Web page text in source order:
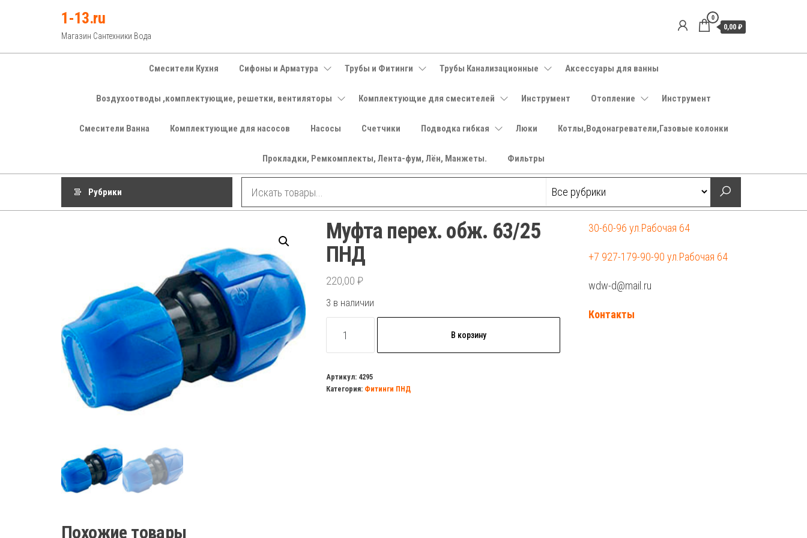
1-13.ru
Магазин Сантехники Вода
0
0,00 ₽
Смесители Кухня Сифоны и Арматура Трубы и Фитинги Трубы Канализационные Аксессуары для ванны
Воздухоотводы ,комплектующие, решетки, вентиляторы Комплектующие для смесителей Инструмент Отопление Инструмент
Смесители Ванна Комплектующие для насосов Насосы Счетчики Подводка гибкая Люки Котлы,Водонагреватели,Газовые колонки
Прокладки, Ремкомплекты, Лента-фум, Лён, Манжеты. Фильтры
Рубрики
Муфта перех. обж. 63/25
ПНД
220,00 ₽
3 в наличии
товара
перех.
обж.
В корзину
Артикул: 4295
Категория: Фитинги ПНД
Похожие товары
30-60-96 ул.Рабочая 64
+7 927-179-90-90 ул.Рабочая 64
wdw-d@mail.ru
Контакты